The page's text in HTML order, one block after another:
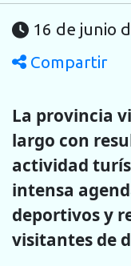
16 de junio
Compartir
La provincia
largo con
actividad
intensa
deportivos y
visitantes de